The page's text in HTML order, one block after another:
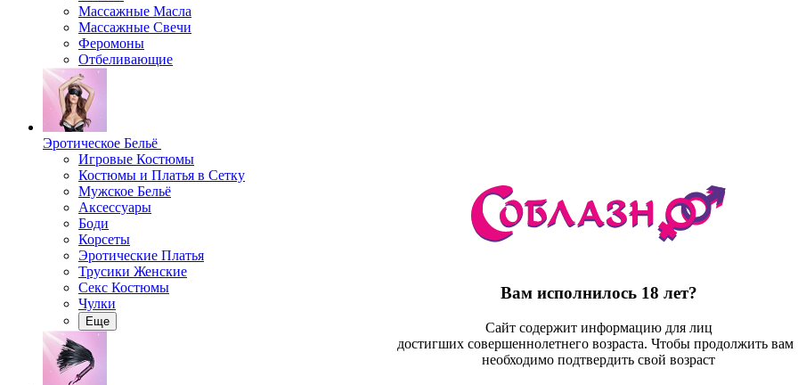
Массажные Масла
Массажные Свечи
Феромоны
Отбеливающие
Эротическое Бельё
Игровые Костюмы
Костюмы и Платья в Сетку
Мужское Бельё
Аксессуары
Боди
Корсеты
Эротические Платья
Трусики Женские
Секс Костюмы
Чулки
Еще
Вам исполнилось 18 лет?
Сайт содержит информацию для лиц
достигших совершеннолетнего возраста. Чтобы продолжить вам
необходимо подтвердить свой возраст